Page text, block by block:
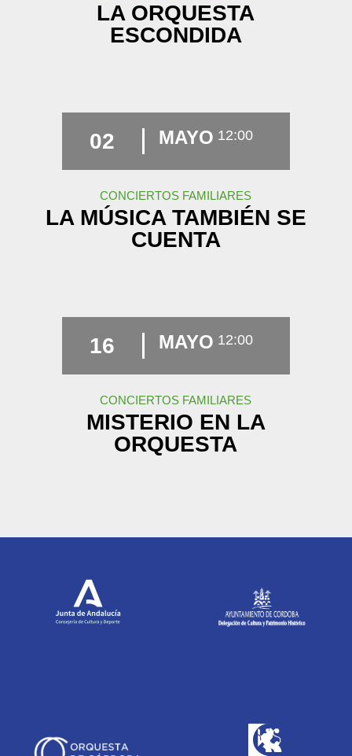
LA ORQUESTA
ESCONDIDA
02 MAYO 12:00
CONCIERTOS FAMILIARES
LA MÚSICA TAMBIÉN SE
CUENTA
16 MAYO 12:00
CONCIERTOS FAMILIARES
MISTERIO EN LA
ORQUESTA